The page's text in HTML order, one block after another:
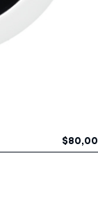
$80,00